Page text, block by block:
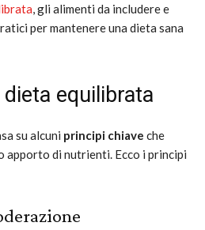
, gli alimenti da includere e
per mantenere una dieta sana
equilibrata
su alcuni principi chiave che
apporto di nutrienti. Ecco i principi